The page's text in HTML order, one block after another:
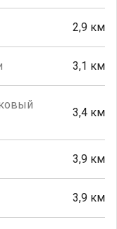
2,9 км
3,1 км
3,4 км
3,9 км
3,9 км